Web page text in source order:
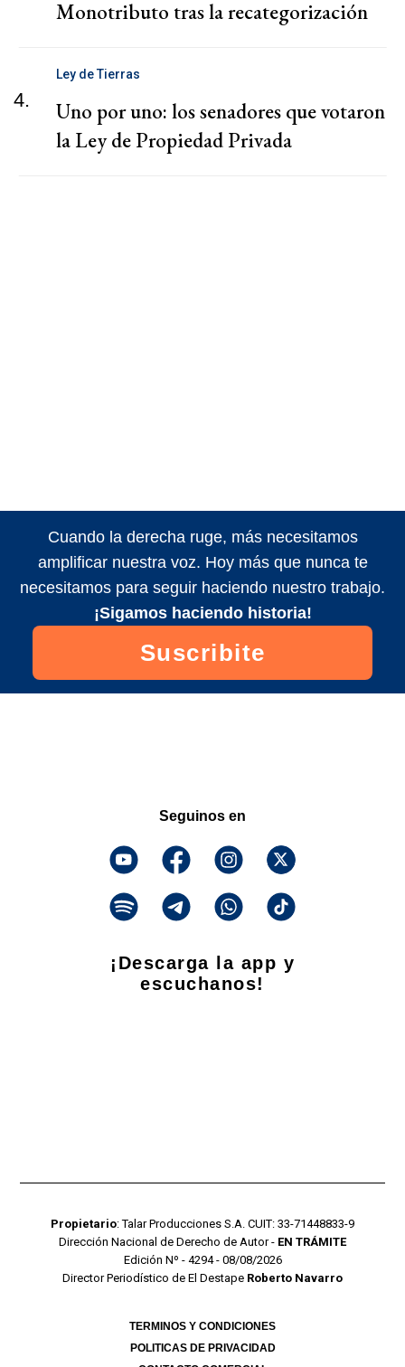
Monotributo tras la recategorización
4.
Ley de Tierras
Uno por uno: los senadores que votaron
la Ley de Propiedad Privada
Cuando la derecha ruge, más necesitamos
amplificar nuestra voz. Hoy más que nunca te
necesitamos para seguir haciendo nuestro trabajo.
¡Sigamos haciendo historia!
Suscribite
Seguinos en
¡Descarga la app y
escuchanos!
Propietario: Talar Producciones S.A. CUIT: 33-71448833-9
Dirección Nacional de Derecho de Autor - EN TRÁMITE
Edición Nº - 4294 - 08/08/2026
Director Periodístico de El Destape Roberto Navarro
TERMINOS Y CONDICIONES
POLITICAS DE PRIVACIDAD